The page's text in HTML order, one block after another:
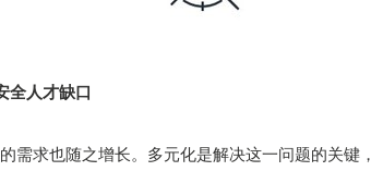
全人才缺口
需求也随之增长。多元化是解决这一问题的关键，